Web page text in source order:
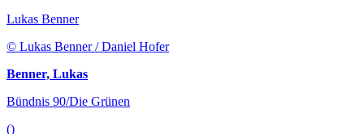
Lukas Benner
© Lukas Benner / Daniel Hofer
Benner, Lukas
Bündnis 90/Die Grünen
()